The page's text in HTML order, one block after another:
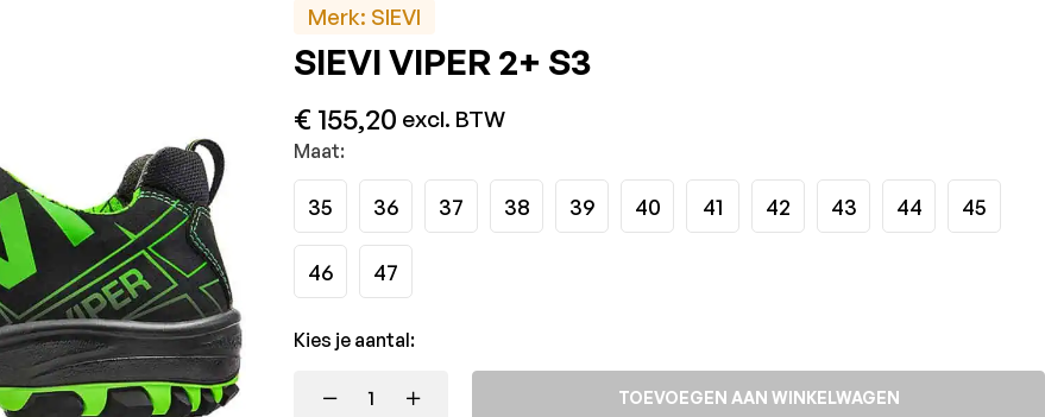
Merk: SIEVI
SIEVI VIPER 2+ S3
€ 155,20 excl. BTW
Maat:
35 36 37 38 39 40 41 42 43 44 45
46 47
Kies je aantal:
TOEVOEGEN AAN WINKELWAGEN